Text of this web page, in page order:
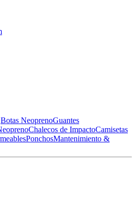
Botas NeoprenoGuantes
Chalecos de ImpactoCamisetas
PonchosMantenimiento &